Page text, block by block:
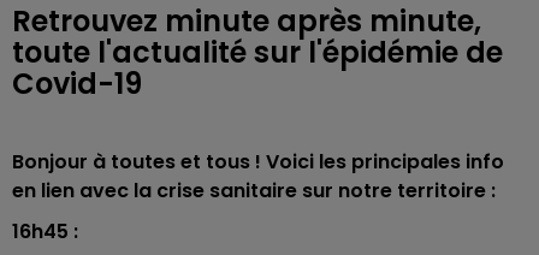
Retrouvez minute après minute,
toute l'actualité sur l'épidémie de
Covid-19
Bonjour à toutes et tous ! Voici les principales info
en lien avec la crise sanitaire sur notre territoire :
16h45 :